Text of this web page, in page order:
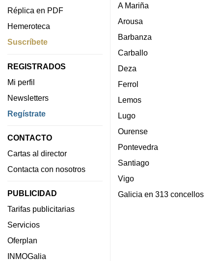
Réplica en PDF
Hemeroteca
Suscríbete
REGISTRADOS
Mi perfil
Newsletters
Regístrate
CONTACTO
Cartas al director
Contacta con nosotros
PUBLICIDAD
Tarifas publicitarias
Servicios
Oferplan
INMOGalia
A Mariña
Arousa
Barbanza
Carballo
Deza
Ferrol
Lemos
Lugo
Ourense
Pontevedra
Santiago
Vigo
Galicia en 313 concellos